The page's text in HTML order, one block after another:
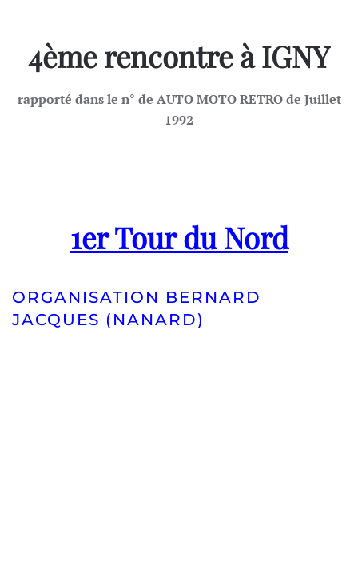
4ème rencontre à IGNY
rapporté dans le n° de AUTO MOTO RETRO de Juillet
1992
1er Tour du Nord
ORGANISATION BERNARD
JACQUES (NANARD)